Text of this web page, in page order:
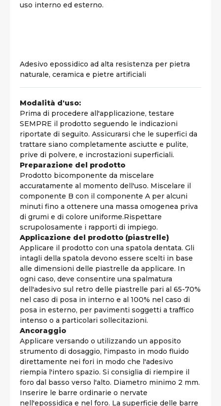
uso interno ed esterno.
Adesivo epossidico ad alta resistenza per pietra
naturale, ceramica e pietre artificiali
Modalità d'uso:
Prima di procedere all'applicazione, testare
SEMPRE il prodotto seguendo le indicazioni
riportate di seguito. Assicurarsi che le superfici da
trattare siano completamente asciutte e pulite,
prive di polvere, e incrostazioni superficiali.
Preparazione del prodotto
Prodotto bicomponente da miscelare
accuratamente al momento dell'uso. Miscelare il
componente B con il componente A per alcuni
minuti fino a ottenere una massa omogenea priva
di grumi e di colore uniforme.Rispettare
scrupolosamente i rapporti di impiego.
Applicazione del prodotto (piastrelle)
Applicare il prodotto con una spatola dentata. Gli
intagli della spatola devono essere scelti in base
alle dimensioni delle piastrelle da applicare. In
ogni caso, deve consentire una spalmatura
dell'adesivo sul retro delle piastrelle pari al 65-70%
nel caso di posa in interno e al 100% nel caso di
posa in esterno, per pavimenti soggetti a traffico
intenso o a particolari sollecitazioni.
Ancoraggio
Applicare versando o utilizzando un apposito
strumento di dosaggio, l'impasto in modo fluido
direttamente nei fori in modo che l'adesivo
riempia l'intero spazio. Si consiglia di riempire il
foro dal basso verso l'alto. Diametro minimo 2 mm.
Inserire le barre ordinarie o nervate
nell'epossidica e nel foro. La superficie delle barre